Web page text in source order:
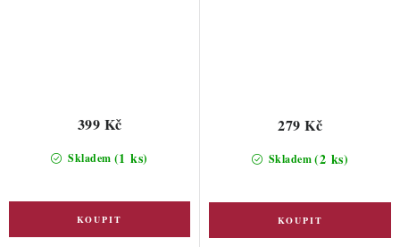
Skladem (1 ks)
399 Kč
Skladem(2 ks)
279 Kč